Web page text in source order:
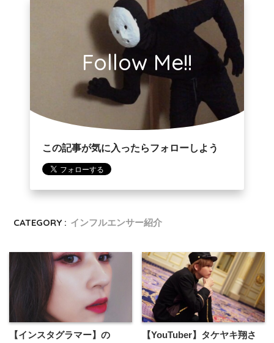
Follow Me!!
この記事が気に入ったらフォローしよう
CATEGORY : インフルエンサー紹介
【インスタグラマー】の 【YouTuber】タケヤキ翔さ